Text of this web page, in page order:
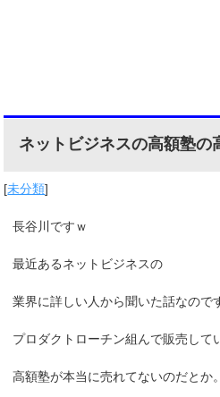
ネットビジネスの高額塾の
[未分類]
長谷川ですｗ
最近あるネットビジネスの
業界に詳しい人から聞いた話なので
プロダクトローチン組んで販売して
高額塾が本当に売れてないのだとか。